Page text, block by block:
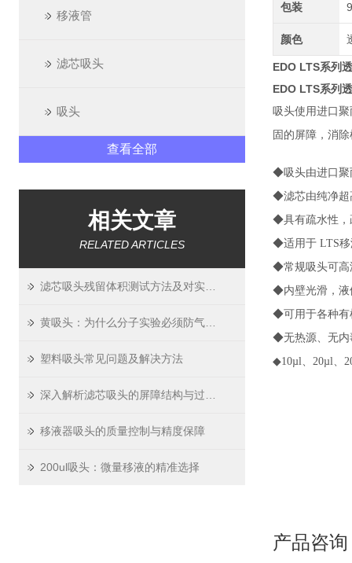
移液管
滤芯吸头
吸头
查看全部
相关文章
RELATED ARTICLES
塑料吸头常见问题及解决方法
移液器吸头的质量控制与精度保障
200ul吸头：微量移液的精准选择
包装
颜色
EDO LTS系列
EDO LTS系列
吸头使用进口
固的屏障，消
◆吸头由进口聚
◆滤芯由纯净超
◆具有疏水性，
◆适用于 LTS移
◆常规吸头可高
◆内壁光滑，液
◆可用于各种有
◆无热源、无内
◆10µl、20µl、
产品咨询